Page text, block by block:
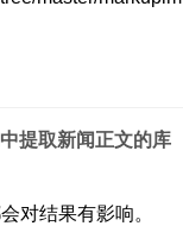
提取新闻正文的库
对结果有影响。